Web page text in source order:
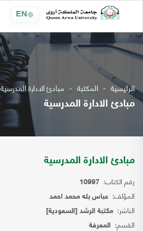
EN
الرئيسية المكتبة مبادئ الادارة المدرسية
مبادئ الادارة المدرسية
مبادئ الادارة المدرسية
رقم الكتاب: 10997
المؤلف: عباس بله محمد احمد
الناشر: مكتبة الرشد [السعودية]
القسم: المعرفة